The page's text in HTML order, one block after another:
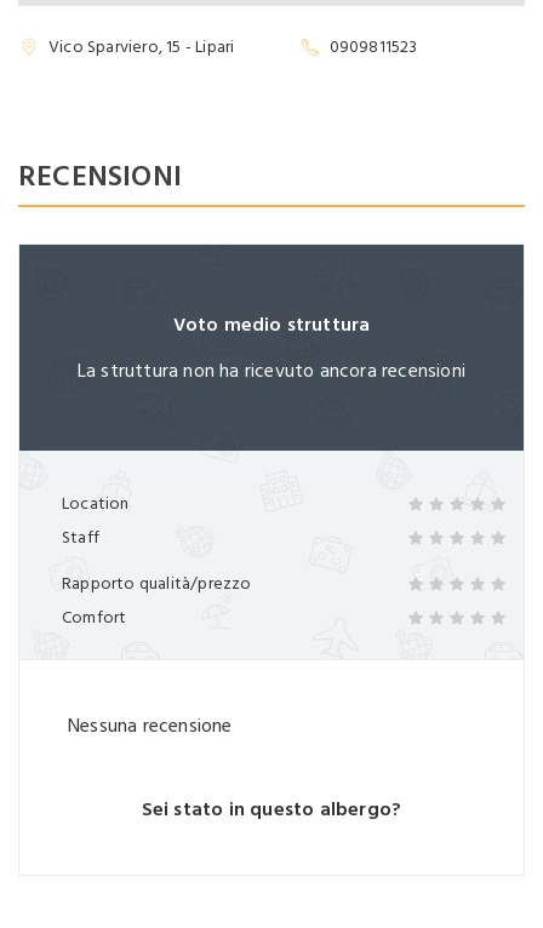
Password dimenticata?
Non hai ancora un account?
Vico Sparviero, 15 - Lipari 0909811523
RECENSIONI
Voto medio struttura
La struttura non ha ricevuto ancora recensioni
Location
Staff
Rapporto qualità/prezzo
Comfort
Nessuna recensione
Sei stato in questo albergo?